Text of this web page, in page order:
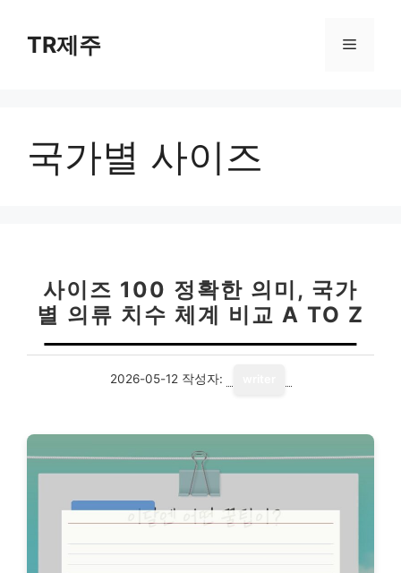
TR제주 메
국가별 사이즈
사이즈 100 정확한 의미, 국가
별 의류 치수 체계 비교 A TO Z
2026-05-12 작성자: